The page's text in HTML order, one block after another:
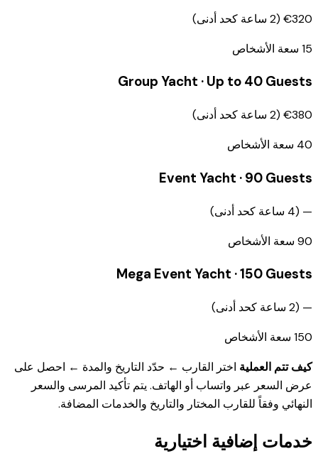
€320
(
2 ساعة كحد أدنى)
15 سعة الأشخاص
Group Yacht · Up to 40 Guests
€380
(
2 ساعة كحد أدنى)
40 سعة الأشخاص
Event Yacht · 90 Guests
—
(
4 ساعة كحد أدنى)
90 سعة الأشخاص
Mega Event Yacht · 150 Guests
—
(
2 ساعة كحد أدنى)
150 سعة الأشخاص
كيف تتم العملية اختر القارب ← حدّد التاريخ والمدة ← احصل على
عرض السعر عبر واتساب أو الهاتف. يتم تأكيد المرسى والسعر
النهائي وفقاً للقارب المختار والتاريخ والخدمات المضافة.
خدمات إضافية اختيارية